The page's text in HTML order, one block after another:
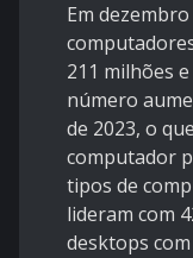
Em
211 milhões
número
de 2023, o
computador
tipos de
lideram com
desktops